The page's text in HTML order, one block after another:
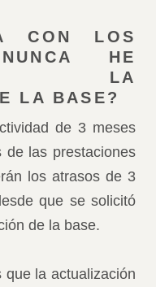
CON LOS
HE
LA
LA BASE?
de 3 meses
de las prestaciones
los atrasos de 3
que se solicitó
de la base.
la actualización